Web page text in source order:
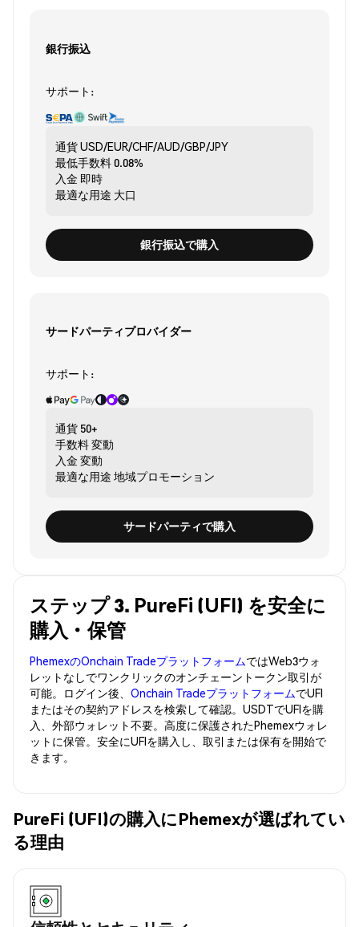
銀行振込
サポート:
通貨USD/EUR/CHF/AUD/GBP/JPY
最低手数料0.08%
入金 即時
最適な用途 大口
銀行振込で購入
サードパーティプロバイダー
サポート:
通貨 50+
手数料変動
入金 変動
最適な用途 地域プロモーション
サードパーティで購入
ステップ 3. PureFi (UFI) を安全に
購入・保管
PhemexのOnchain TradeプラットフォームではWeb3ウォ
レットなしでワンクリックのオンチェーントークン取引が
可能。ログイン後、 Onchain TradeプラットフォームでUFI
またはその契約アドレスを検索して確認。USDTでUFIを購
入、外部ウォレット不要。高度に保護されたPhemexウォレ
ットに保管。安全にUFIを購入し、取引または保有を開始で
きます。
PureFi (UFI)の購入にPhemexが選ばれてい
る理由